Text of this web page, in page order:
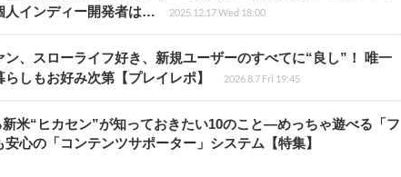
人インディー開発者は…
2025.12.17 Wed 18:00
ン、スローライフ好き、新規ユーザーのすべてに“良し”！ 唯一
しもお好み次第【プレイレポ】
2026.8.7 Fri 19:45
米“ヒカセン”が知っておきたい10のこと―めっちゃ遊べる「フ
心の「コンテンツサポーター」システム【特集】